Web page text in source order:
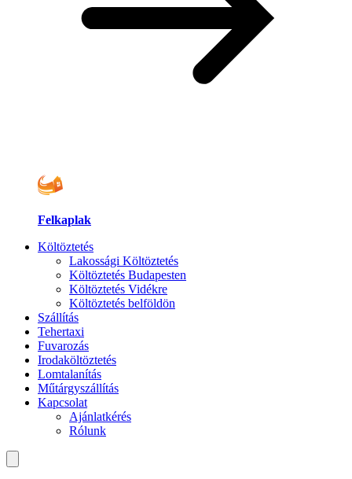
Felkaplak
Költöztetés
Lakossági Költöztetés
Költöztetés Budapesten
Költöztetés Vidékre
Költöztetés belföldön
Szállítás
Tehertaxi
Fuvarozás
Irodaköltöztetés
Lomtalanítás
Műtárgyszállítás
Kapcsolat
Ajánlatkérés
Rólunk